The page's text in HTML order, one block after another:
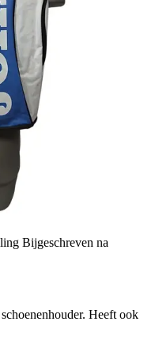
Bijgeschreven na
Heeft ook